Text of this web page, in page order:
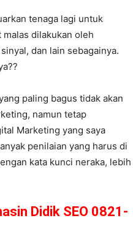
tenaga lagi untuk
dilakukan oleh
dan lain sebagainya.
paling bagus tidak akan
namun tetap
Marketing yang saya
penilaian yang harus di
kata kunci neraka, lebih
Didik SEO 0821-